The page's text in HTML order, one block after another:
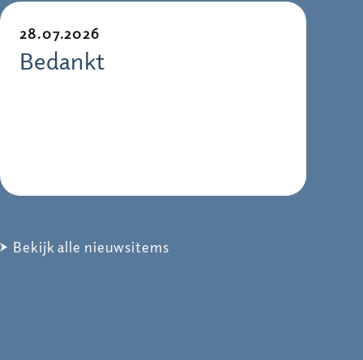
28.07.2026
Bedankt
Bekijk alle nieuwsitems